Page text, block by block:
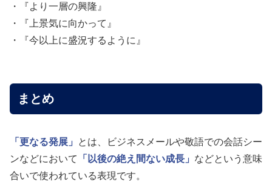
・『より一層の興隆』
・『上景気に向かって』
・『今以上に盛況するように』
まとめ
「更なる発展」
とは、ビジネスメールや敬語での会話シー
ンなどにおいて
「以後の絶え間ない成長」 などという意味
合いで使われている表現です。